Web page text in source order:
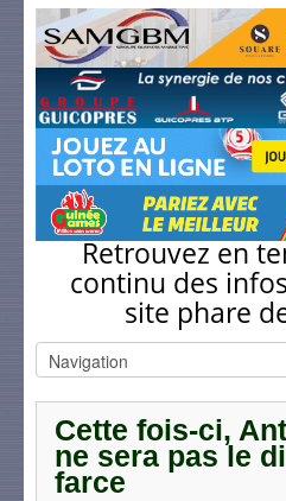
Retrouvez en
continu des
site phare
Cette fois-ci,
ne sera pas le
farce